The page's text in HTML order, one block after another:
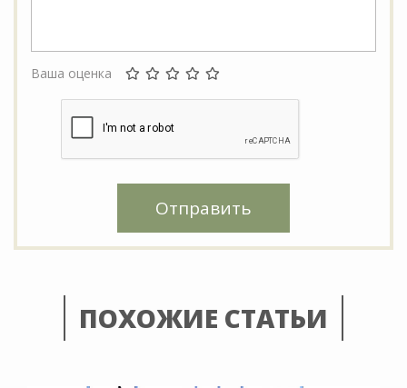
Ваша оценка
Отправить
ПОХОЖИЕ СТАТЬИ